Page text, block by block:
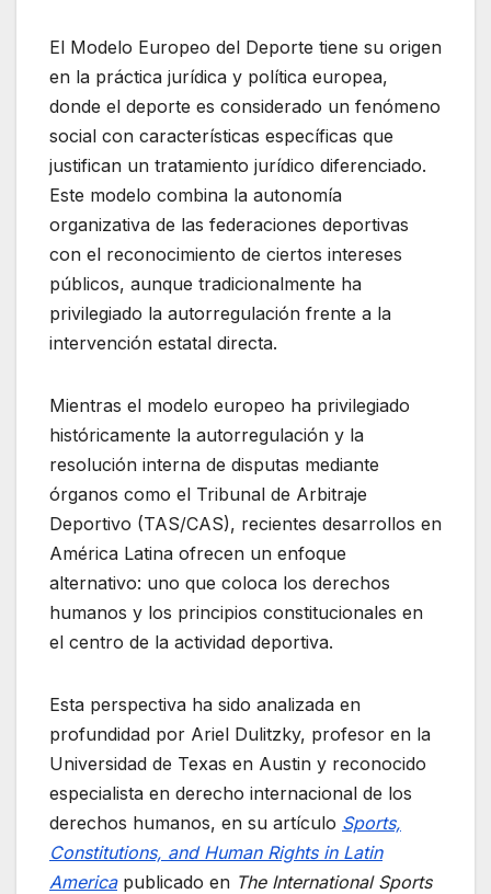
El Modelo Europeo del Deporte tiene su origen
en la práctica jurídica y política europea,
donde el deporte es considerado un fenómeno
social con características específicas que
justifican un tratamiento jurídico diferenciado.
Este modelo combina la autonomía
organizativa de las federaciones deportivas
con el reconocimiento de ciertos intereses
públicos, aunque tradicionalmente ha
privilegiado la autorregulación frente a la
intervención estatal directa.
Mientras el modelo europeo ha privilegiado
históricamente la autorregulación y la
resolución interna de disputas mediante
órganos como el Tribunal de Arbitraje
Deportivo (TAS/CAS), recientes desarrollos en
América Latina ofrecen un enfoque
alternativo: uno que coloca los derechos
humanos y los principios constitucionales en
el centro de la actividad deportiva.
Esta perspectiva ha sido analizada en
profundidad por Ariel Dulitzky, profesor en la
Universidad de Texas en Austin y reconocido
especialista en derecho internacional de los
derechos humanos, en su artículo Sports,
Constitutions, and Human Rights in Latin
Americapublicado en The International Sports